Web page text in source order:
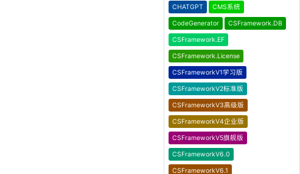
CHATGPT CMS系统
CodeGenerator CSFramework.DB
CSFramework.EF
CSFramework.License
CSFrameworkV1学习版
CSFrameworkV2标准版
CSFrameworkV3高级版
CSFrameworkV4企业版
CSFrameworkV5旗舰版
CSFrameworkV6.0
CSFrameworkV6.1